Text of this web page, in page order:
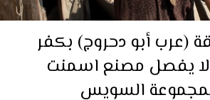
(عرب أبو دحروج) بكفر
لا يفصل مصنع اسمنت
لمجموعة السويس